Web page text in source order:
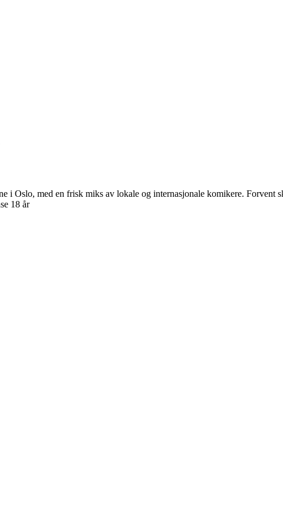
i Oslo, med en frisk miks av lokale og internasjonale komikere. Forvent
18 år